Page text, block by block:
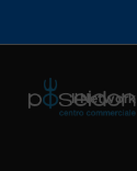
Il Network